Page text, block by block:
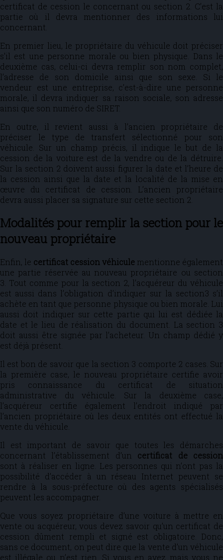
certificat de cession le concernant ou section 2. C’est la
partie où il devra mentionner des informations lui
concernant.
En premier lieu, le propriétaire du véhicule doit préciser
s’il est une personne morale ou bien physique. Dans le
deuxième cas, celui-ci devra remplir son nom complet,
l’adresse de son domicile ainsi que son sexe. Si le
vendeur est une entreprise, c’est-à-dire une personne
morale, il devra indiquer sa raison sociale, son adresse
ainsi que son numéro de SIRET.
En outre, il revient aussi à l’ancien propriétaire de
préciser le type de transfert sélectionné pour son
véhicule. Sur un champ précis, il indique le but de la
cession de la voiture est de la vendre ou de la détruire.
Sur la section 2 doivent aussi figurer la date et l’heure de
la cession ainsi que la date et la localité de la mise en
œuvre du certificat de cession. L’ancien propriétaire
devra aussi placer sa signature sur cette section 2.
Modalités pour remplir la section pour le
nouveau propriétaire
Enfin, le certificat cession véhicule mentionne également
une partie réservée au nouveau propriétaire ou section
3. Tout comme pour la section 2, l’acquéreur du véhicule
est aussi dans l’obligation d’indiquer sur la section3 s’il
achète en tant que personne physique ou bien morale. Lui
aussi doit indiquer sur cette partie qui lui est dédiée la
date et le lieu de réalisation du document. La section 3
doit aussi être signée par l’acheteur. Un champ dédié y
est déjà présent.
Il est bon de savoir que la section 3 comporte 2 cases. Sur
la première case, le nouveau propriétaire certifie avoir
pris connaissance du certificat de situation
administrative du véhicule. Sur la deuxième case,
l’acquéreur certifie également l’endroit indiqué par
l’ancien propriétaire où les deux entités ont effectué la
vente du véhicule.
Il est important de savoir que toutes les démarches
concernant l’établissement d’un certificat de cession
sont à réaliser en ligne. Les personnes qui n’ont pas la
possibilité d’accéder à un réseau Internet peuvent se
rendre à la sous-préfecture où des agents spécialisés
peuvent les accompagner.
Que vous soyez propriétaire d’une voiture à mettre en
vente ou acquéreur, vous devez savoir qu’un certificat de
cession dûment rempli et signé est obligatoire. Donc,
sans ce document, on peut dire que la vente d’un véhicule
est illégale ou n’est rien. Si vous en avez mais vous ne